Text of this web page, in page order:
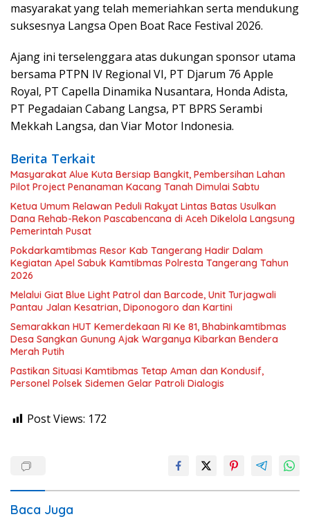
masyarakat yang telah memeriahkan serta mendukung
suksesnya Langsa Open Boat Race Festival 2026.
Ajang ini terselenggara atas dukungan sponsor utama
bersama PTPN IV Regional VI, PT Djarum 76 Apple
Royal, PT Capella Dinamika Nusantara, Honda Adista,
PT Pegadaian Cabang Langsa, PT BPRS Serambi
Mekkah Langsa, dan Viar Motor Indonesia.
Berita Terkait
Masyarakat Alue Kuta Bersiap Bangkit, Pembersihan Lahan
Pilot Project Penanaman Kacang Tanah Dimulai Sabtu
Ketua Umum Relawan Peduli Rakyat Lintas Batas Usulkan
Dana Rehab-Rekon Pascabencana di Aceh Dikelola Langsung
Pemerintah Pusat
Pokdarkamtibmas Resor Kab Tangerang Hadir Dalam
Kegiatan Apel Sabuk Kamtibmas Polresta Tangerang Tahun
2026
Melalui Giat Blue Light Patrol dan Barcode, Unit Turjagwali
Pantau Jalan Kesatrian, Diponogoro dan Kartini
Semarakkan HUT Kemerdekaan RI Ke 81, Bhabinkamtibmas
Desa Sangkan Gunung Ajak Warganya Kibarkan Bendera
Merah Putih
Pastikan Situasi Kamtibmas Tetap Aman dan Kondusif,
Personel Polsek Sidemen Gelar Patroli Dialogis
Post Views: 172
Baca Juga